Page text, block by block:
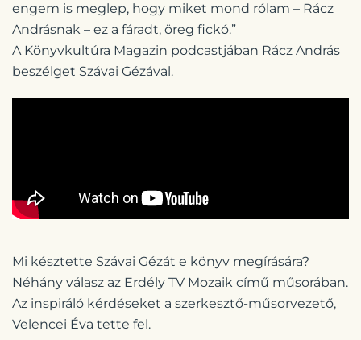
engem is meglep, hogy miket mond rólam – Rácz
Andrásnak – ez a fáradt, öreg fickó.”
A Könyvkultúra Magazin podcastjában Rácz András
beszélget Szávai Gézával.
Mi késztette Szávai Gézát e könyv megírására?
Néhány válasz az Erdély TV Mozaik című műsorában.
Az inspiráló kérdéseket a szerkesztő-műsorvezető,
Velencei Éva tette fel.